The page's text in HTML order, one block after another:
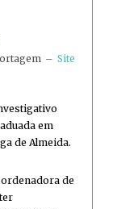
– Site
em
de Almeida.
de